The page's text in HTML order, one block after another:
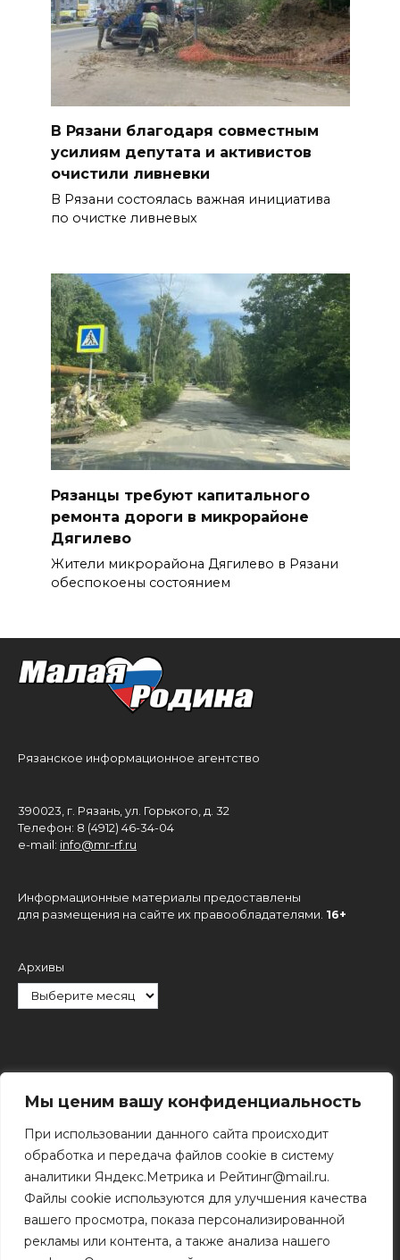
Мы ценим вашу конфиденциальность
При использовании данного сайта происходит
обработка и передача файлов cookie в систему
аналитики Яндекс.Метрика и Рейтинг@mail.ru.
Файлы cookie используются для улучшения качества
вашего просмотра, показа персонализированной
рекламы или контента, а также анализа нашего
В Рязани благодаря совместным
усилиям депутата и активистов
очистили ливневки
В Рязани состоялась важная инициатива
по очистке ливневых
Рязанцы требуют капитального
ремонта дороги в микрорайоне
Дягилево
Жители микрорайона Дягилево в Рязани
обеспокоены состоянием
Рязанское информационное агентство
390023, г. Рязань, ул. Горького, д. 32
Телефон: 8 (4912) 46-34-04
e-mail: info@mr-rf.ru
Информационные материалы предоставлены
для размещения на сайте их правообладателями. 16+
Архивы
Поиск